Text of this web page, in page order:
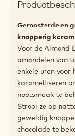
Geroosterde en
knapperig
Voor de Almond
amandelen van
enkele uren voor
karamelliseren
nootsmaak te
Strooi ze op
geweldig
chocolade te